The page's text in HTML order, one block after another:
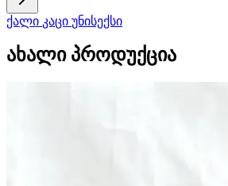
ქალი კაცი უნისექსი
ახალი პროდუქცია